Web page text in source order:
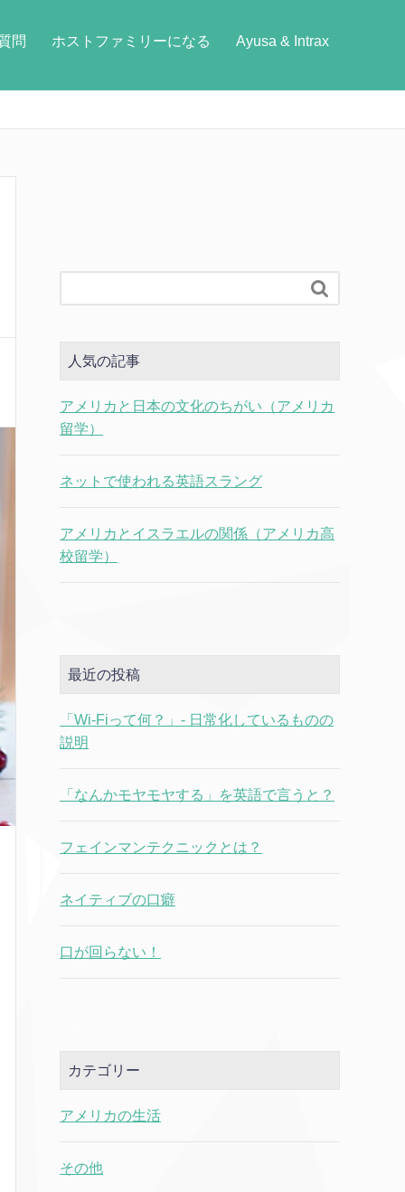
問 ホストファミリーになる Ayusa & Intrax

人気の記事
アメリカと日本の文化のちがい（アメリカ
留学）
ネットで使われる英語スラング
アメリカとイスラエルの関係（アメリカ高
校留学）
最近の投稿
「Wi-Fiって何？」- 日常化しているものの
説明
「なんかモヤモヤする」を英語で言うと？
フェインマンテクニックとは？
ネイティブの口癖
口が回らない！
カテゴリー
アメリカの生活
その他